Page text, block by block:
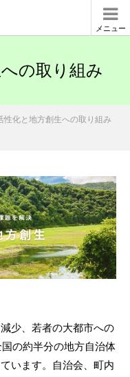
メニュー
の取り組み
性化と地方創生への取り組み
少、若者の大都市への
の約半分の地方自治体
います。自治会、町内